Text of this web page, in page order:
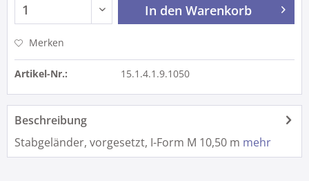
In den Warenkorb
Merken
Artikel-Nr.: 15.1.4.1.9.1050
Beschreibung
Stabgeländer, vorgesetzt, I-Form M 10,50 m mehr